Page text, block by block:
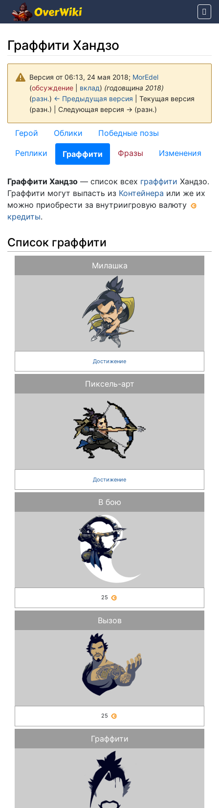
Граффити Хандзо
Версия от 06:13, 24 мая 2018; MorEdel
(обсуждение вклад) (годовщина 2018)
(разн.) ← Предыдущая версия | Текущая версия
(разн.) | Следующая версия → (разн.)
Перейти к: навигация поиск
Герой Облики Победные позы
Реплики Граффити Фразы Изменения
Граффити Хандзо — список всех граффити Хандзо.
Граффити могут выпасть из Контейнера или же их
можно приобрести за внутриигровую валюту
кредиты.
Список граффити
Милашка
Достижение
Пиксель-арт
Достижение
В бою
25
Вызов
25
Граффити